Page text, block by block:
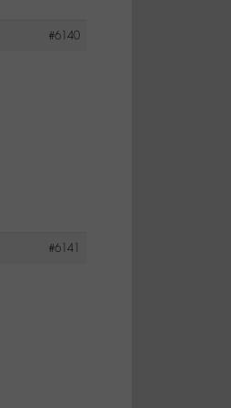
#6140
#6141